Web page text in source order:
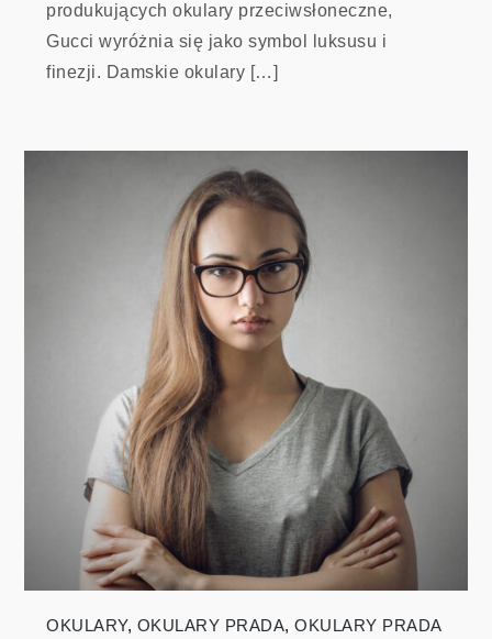
produkujących okulary przeciwsłoneczne,
Gucci wyróżnia się jako symbol luksusu i
finezji. Damskie okulary […]
OKULARY, OKULARY PRADA,OKULARY PRADA